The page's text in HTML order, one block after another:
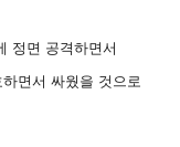
정면 공격하면서
면서 싸웠을 것으로